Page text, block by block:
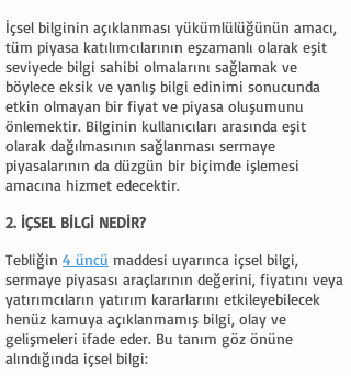
İçsel bilginin açıklanması yükümlülüğünün amacı,
tüm piyasa katılımcılarının eşzamanlı olarak eşit
seviyede bilgi sahibi olmalarını sağlamak ve
böylece eksik ve yanlış bilgi edinimi sonucunda
etkin olmayan bir fiyat ve piyasa oluşumunu
önlemektir. Bilginin kullanıcıları arasında eşit
olarak dağılmasının sağlanması sermaye
piyasalarının da düzgün bir biçimde işlemesi
amacına hizmet edecektir.
2. İÇSEL BİLGİ NEDİR?
Tebliğin 4 üncü maddesi uyarınca içsel bilgi,
sermaye piyasası araçlarının değerini, fiyatını veya
yatırımcıların yatırım kararlarını etkileyebilecek
henüz kamuya açıklanmamış bilgi, olay ve
gelişmeleri ifade eder. Bu tanım göz önüne
alındığında içsel bilgi: